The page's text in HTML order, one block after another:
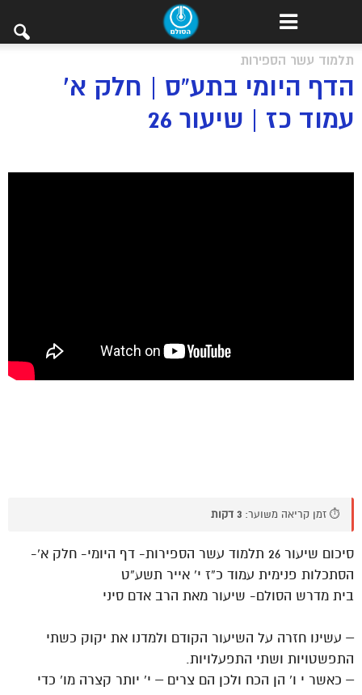
תלמוד עשר הספירות
הדף היומי בתע”ס | חלק א’
עמוד כז | שיעור 26
⏱️ זמן קריאה משוער: 3 דקות
סיכום שיעור 26 תלמוד עשר הספירות- דף היומי- חלק א’-
הסתכלות פנימית עמוד כ”ז י’ אייר תשע”ט
בית מדרש הסולם- שיעור מאת הרב אדם סיני
– עשינו חזרה על השיעור הקודם ולמדנו את יקוק כשתי
התפשטויות ושתי התפעלויות.
– כאשר י ו’ הן הכח ולכן הם צרים – י’ יותר קצרה מו’ כדי